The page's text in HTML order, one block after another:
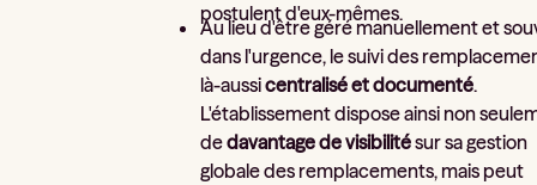
postulent d'eux-mêmes.
Au lieu d'être géré manuellement et
dans l'urgence, le suivi des
là-aussicentralisé et documenté.
L'établissement dispose ainsi non
dedavantage de visibilitésur sa gestion
globale des remplacements, mais peut